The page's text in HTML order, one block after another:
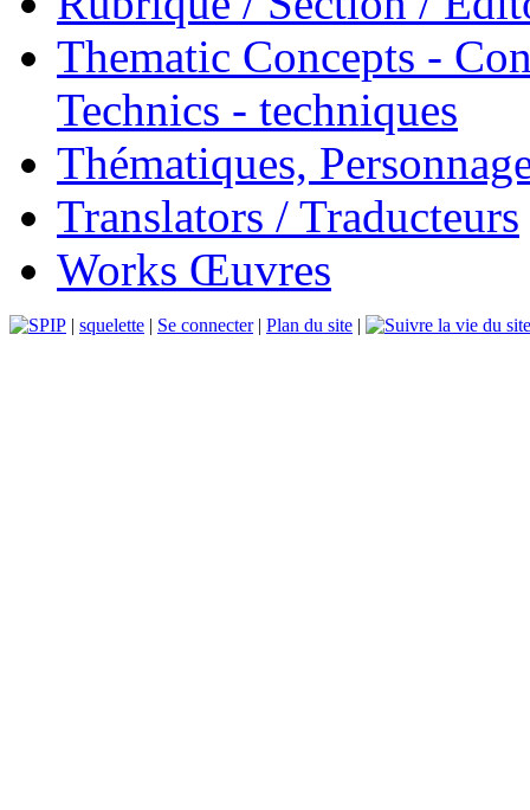
Thematic Concepts -
Technics - techniques
Thématiques,
Translators / Traducteurs
Works Œuvres
| squelette | Se connecter| Plan du site |